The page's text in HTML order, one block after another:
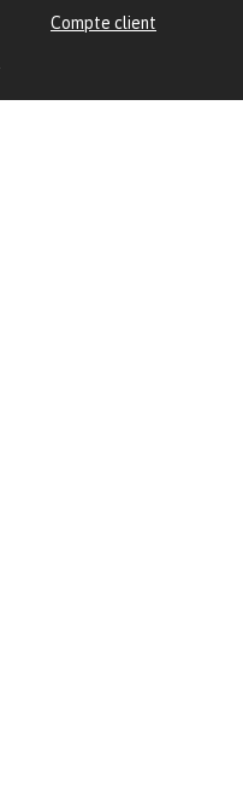
Compte client